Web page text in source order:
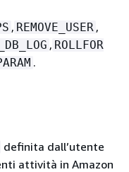
, REMOVE_USER ,
, ROLLFOR
.
definita dall’utente
attività in Amazon